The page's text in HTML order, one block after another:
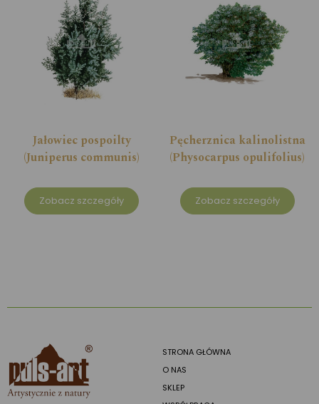
Jałowiec pospoilty
(Juniperus communis)
Zobacz szczegóły
Pęcherznica kalinolistna
(Physocarpus opulifolius)
Zobacz szczegóły
STRONA GŁÓWNA
O NAS
SKLEP